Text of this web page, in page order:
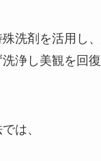
洗剤を活用し
浄し美観を回
は、